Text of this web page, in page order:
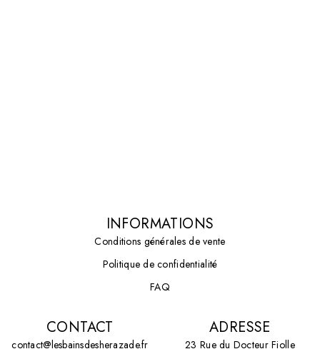
CONTACT
contact@lesbainsdesherazade.fr
ADRESSE
23 Rue du Docteur Fiolle
INFORMATIONS
Conditions générales de vente
Politique de confidentialité
FAQ